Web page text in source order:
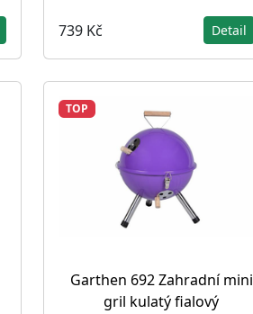
739 Kč Detail
TOP
Garthen 692 Zahradní mini
gril kulatý fialový